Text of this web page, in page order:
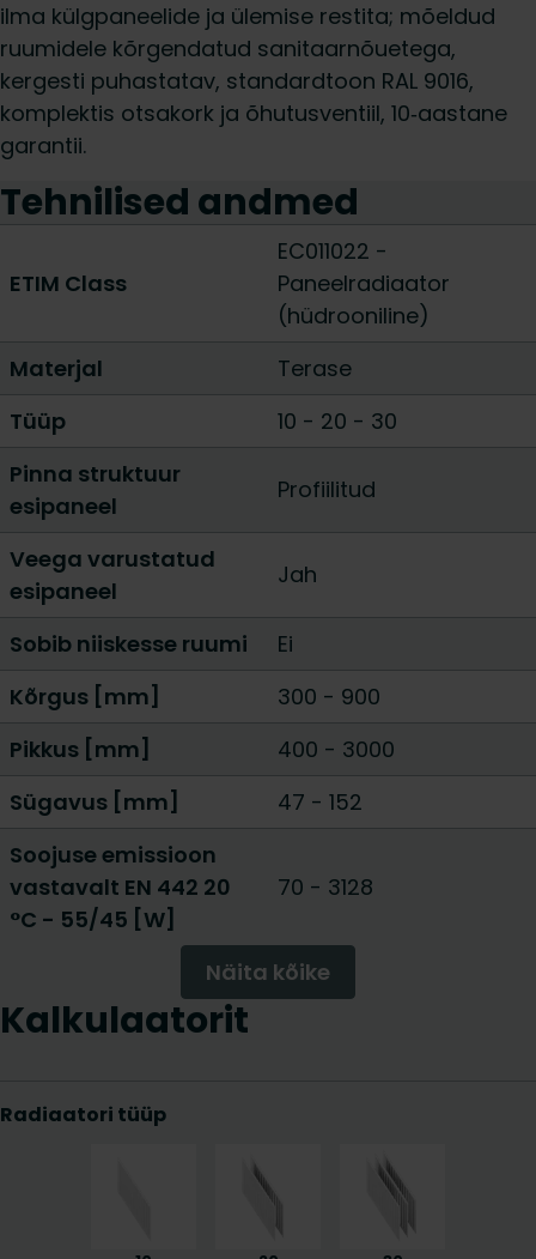
ilma külgpaneelide ja ülemise restita; mõeldud
ruumidele kõrgendatud sanitaar­nõuetega,
kergesti puhastatav, standardtoon RAL 9016,
komplektis otsakork ja õhutusventiil, 10‑aastane
garantii.
Tehnilised andmed
ETIM Class
EC011022 -
Paneelradiaator
(hüdrooniline)
Materjal
Terase
Tüüp
10 - 20 - 30
Pinna struktuur
esipaneel
Profiilitud
Veega varustatud
esipaneel
Jah
Sobib niiskesse ruumi
Ei
Kõrgus [mm]
300 - 900
Pikkus [mm]
400 - 3000
Sügavus [mm]
47 - 152
Soojuse emissioon
vastavalt EN 442 20
°C - 55/45 [W]
70 - 3128
Näita kõike
Kalkulaatorit